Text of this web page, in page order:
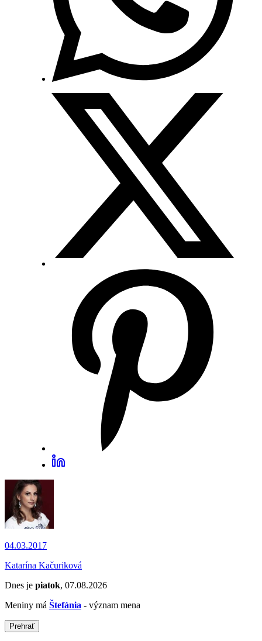
04.03.2017
Katarína Kačuriková
Dnes je piatok, 07.08.2026
Meniny má Štefánia - význam mena
Prehrať